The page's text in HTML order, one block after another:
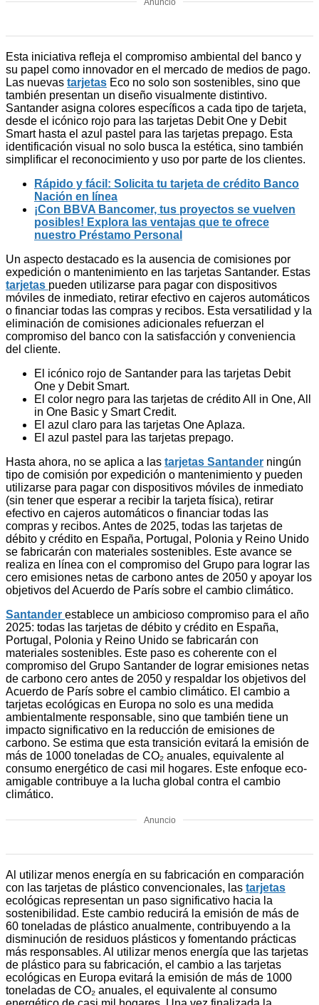
Anuncio
Esta iniciativa refleja el compromiso ambiental del banco y
su papel como innovador en el mercado de medios de pago.
Las nuevas tarjetas Eco no solo son sostenibles, sino que
también presentan un diseño visualmente distintivo.
Santander asigna colores específicos a cada tipo de tarjeta,
desde el icónico rojo para las tarjetas Debit One y Debit
Smart hasta el azul pastel para las tarjetas prepago. Esta
identificación visual no solo busca la estética, sino también
simplificar el reconocimiento y uso por parte de los clientes.
Rápido y fácil: Solicita tu tarjeta de crédito Banco
Nación en línea
¡Con BBVA Bancomer, tus proyectos se vuelven
posibles! Explora las ventajas que te ofrece
nuestro Préstamo Personal
Un aspecto destacado es la ausencia de comisiones por
expedición o mantenimiento en las tarjetas Santander. Estas
tarjetas pueden utilizarse para pagar con dispositivos
móviles de inmediato, retirar efectivo en cajeros automáticos
o financiar todas las compras y recibos. Esta versatilidad y la
eliminación de comisiones adicionales refuerzan el
compromiso del banco con la satisfacción y conveniencia
del cliente.
El icónico rojo de Santander para las tarjetas Debit
One y Debit Smart.
El color negro para las tarjetas de crédito All in One, All
in One Basic y Smart Credit.
El azul claro para las tarjetas One Aplaza.
El azul pastel para las tarjetas prepago.
Hasta ahora, no se aplica a las tarjetas Santander ningún
tipo de comisión por expedición o mantenimiento y pueden
utilizarse para pagar con dispositivos móviles de inmediato
(sin tener que esperar a recibir la tarjeta física), retirar
efectivo en cajeros automáticos o financiar todas las
compras y recibos. Antes de 2025, todas las tarjetas de
débito y crédito en España, Portugal, Polonia y Reino Unido
se fabricarán con materiales sostenibles. Este avance se
realiza en línea con el compromiso del Grupo para lograr las
cero emisiones netas de carbono antes de 2050 y apoyar los
objetivos del Acuerdo de París sobre el cambio climático.
Santander establece un ambicioso compromiso para el año
2025: todas las tarjetas de débito y crédito en España,
Portugal, Polonia y Reino Unido se fabricarán con
materiales sostenibles. Este paso es coherente con el
compromiso del Grupo Santander de lograr emisiones netas
de carbono cero antes de 2050 y respaldar los objetivos del
Acuerdo de París sobre el cambio climático. El cambio a
tarjetas ecológicas en Europa no solo es una medida
ambientalmente responsable, sino que también tiene un
impacto significativo en la reducción de emisiones de
carbono. Se estima que esta transición evitará la emisión de
más de 1000 toneladas de CO₂ anuales, equivalente al
consumo energético de casi mil hogares. Este enfoque eco-
amigable contribuye a la lucha global contra el cambio
climático.
Anuncio
Al utilizar menos energía en su fabricación en comparación
con las tarjetas de plástico convencionales, las tarjetas
ecológicas representan un paso significativo hacia la
sostenibilidad. Este cambio reducirá la emisión de más de
60 toneladas de plástico anualmente, contribuyendo a la
disminución de residuos plásticos y fomentando prácticas
más responsables. Al utilizar menos energía que las tarjetas
de plástico para su fabricación, el cambio a las tarjetas
ecológicas en Europa evitará la emisión de más de 1000
toneladas de CO₂ anuales, el equivalente al consumo